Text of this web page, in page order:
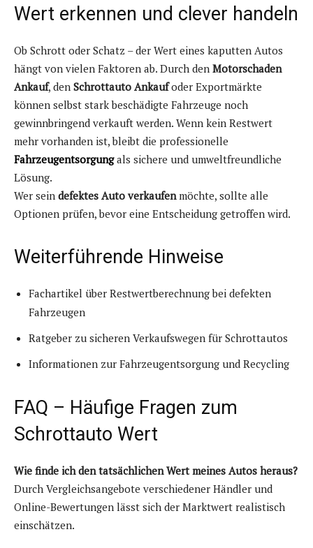
Wert erkennen und clever handeln
Ob Schrott oder Schatz – der Wert eines kaputten Autos
hängt von vielen Faktoren ab. Durch den Motorschaden
Ankauf, den Schrottauto Ankaufoder Exportmärkte
können selbst stark beschädigte Fahrzeuge noch
gewinnbringend verkauft werden. Wenn kein Restwert
mehr vorhanden ist, bleibt die professionelle
Fahrzeugentsorgungals sichere und umweltfreundliche
Lösung.
Wer sein defektes Auto verkaufenmöchte, sollte alle
Optionen prüfen, bevor eine Entscheidung getroffen wird.
Weiterführende Hinweise
Fachartikel über Restwertberechnung bei defekten
Fahrzeugen
Ratgeber zu sicheren Verkaufswegen für Schrottautos
Informationen zur Fahrzeugentsorgung und Recycling
FAQ – Häufige Fragen zum
Schrottauto Wert
Wie finde ich den tatsächlichen Wert meines Autos heraus?
Durch Vergleichsangebote verschiedener Händler und
Online-Bewertungen lässt sich der Marktwert realistisch
einschätzen.